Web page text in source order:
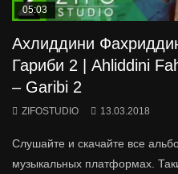
05:03
Ахлиддини
Гариби 2 | Ahliddini
– Garibi 2
ZIFOSTUDIO 13.03.2018
Слушайте и скачайте все
музыкальных платформах.